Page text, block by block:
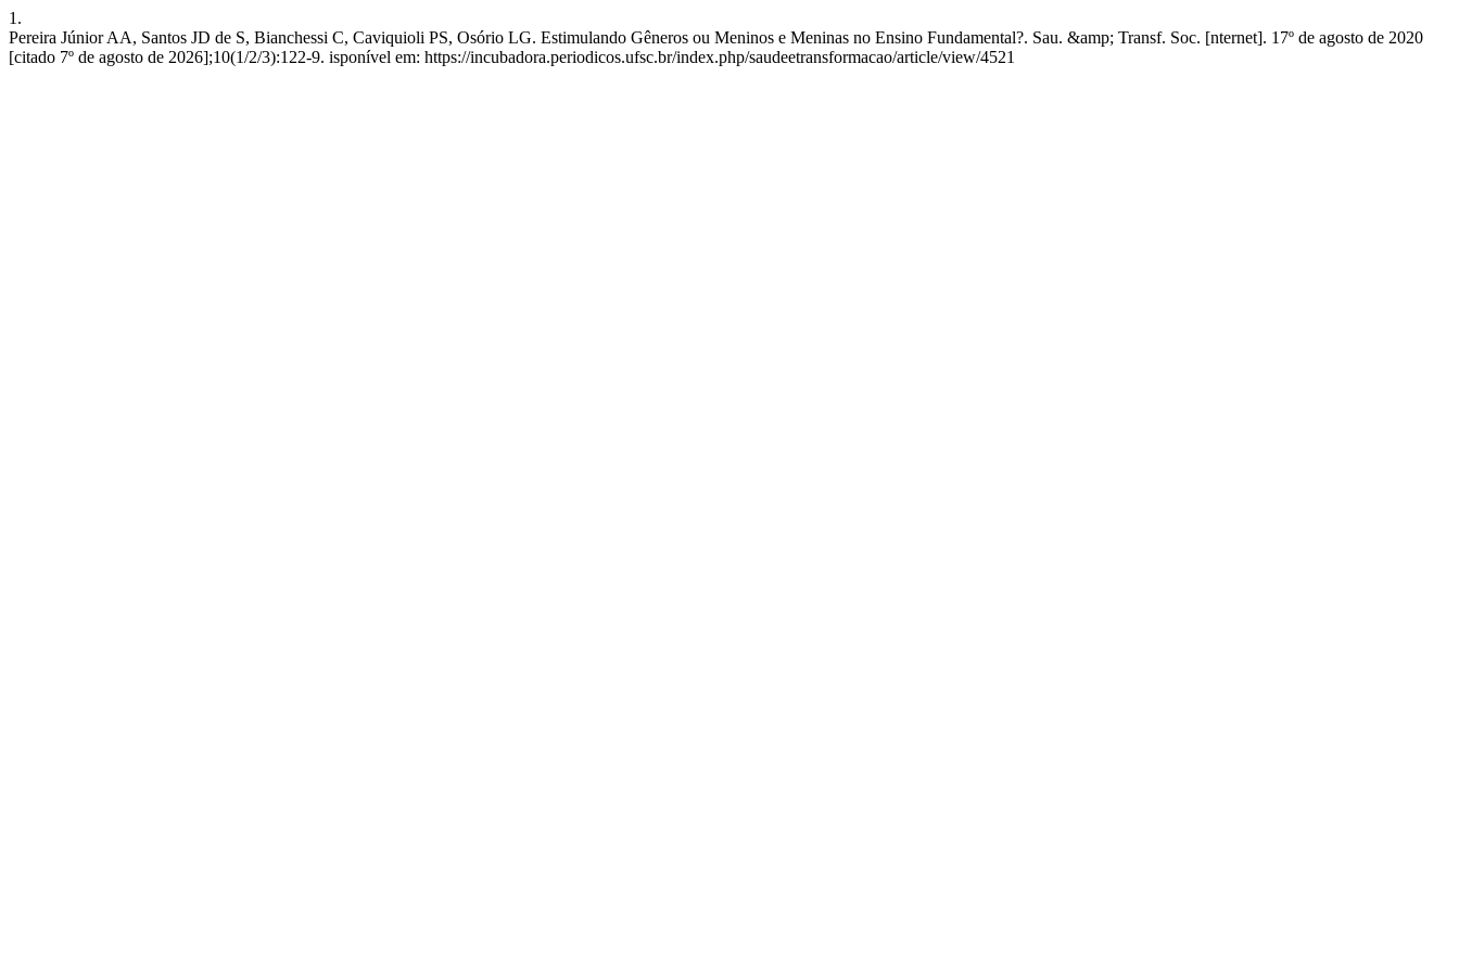
1.
Pereira Júnior AA, Santos JD de S, Bianchessi C, Caviquioli PS, Osório LG. Estimulando Gêneros ou Meninos e Meninas no Ensino Fundamental?. Sau. &amp; Transf. Soc. [nternet]. 17º de agosto de 2020
[citado 7º de agosto de 2026];10(1/2/3):122-9. isponível em: https://incubadora.periodicos.ufsc.br/index.php/saudeetransformacao/article/view/4521